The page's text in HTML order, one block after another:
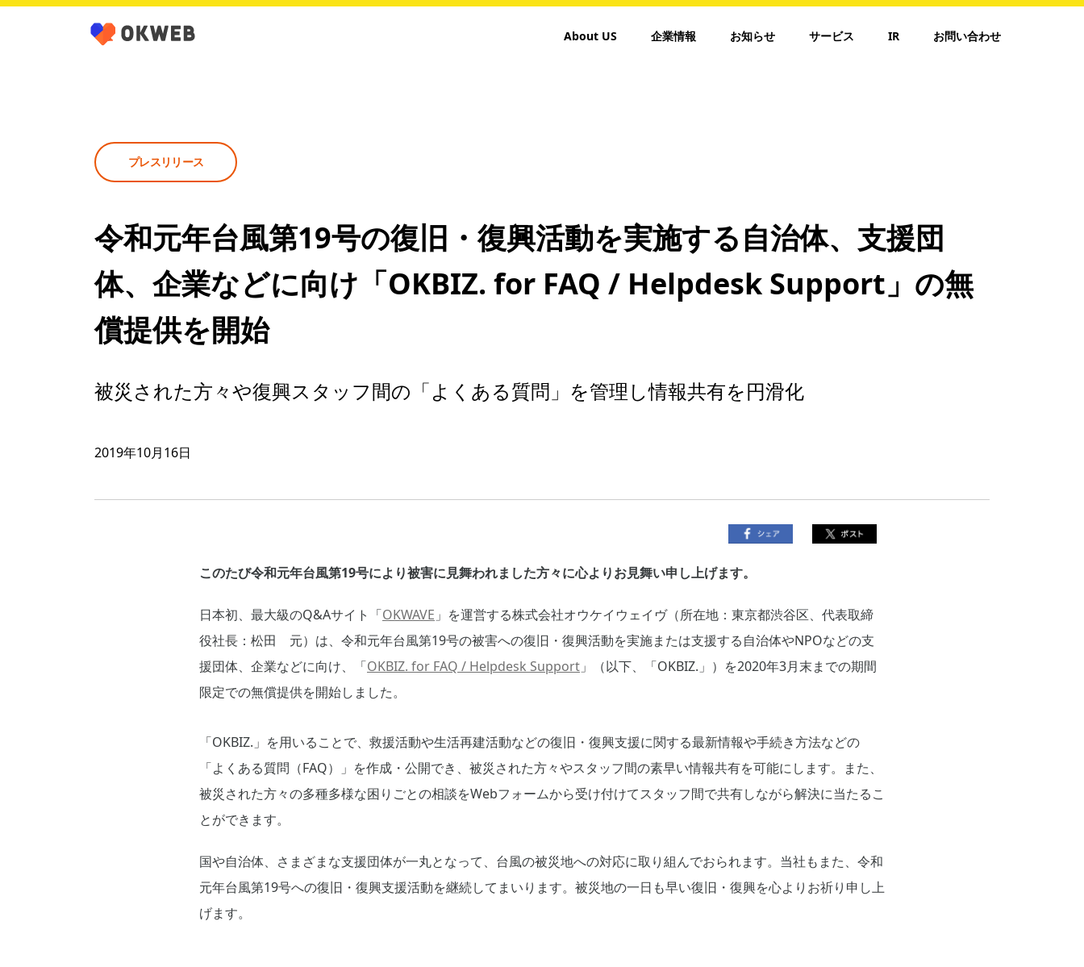
About US 企業情報 お知らせ サービス IR お問い合わせ
プレスリリース
令和元年台風第19号の復旧・復興活動を実施する自治体、支援団
体、企業などに向け「OKBIZ. for FAQ / Helpdesk Support」の無
償提供を開始
被災された方々や復興スタッフ間の「よくある質問」を管理し情報共有を円滑化
2019年10月16日
このたび令和元年台風第19号により被害に見舞われました方々に心よりお見舞い申し上げます。
日本初、最大級のQ&Aサイト「OKWAVE 」を運営する株式会社オウケイウェイヴ（所在地：東京都渋谷区、代表取締
役社長：松田 元）は、令和元年台風第19号の被害への復旧・復興活動を実施または支援する自治体やNPOなどの支
援団体、企業などに向け、「OKBIZ. for FAQ / Helpdesk Support 」（以下、「OKBIZ.」）を2020年3月末までの期間
限定での無償提供を開始しました。
「OKBIZ.」を用いることで、救援活動や生活再建活動などの復旧・復興支援に関する最新情報や手続き方法などの
「よくある質問（FAQ）」を作成・公開でき、被災された方々やスタッフ間の素早い情報共有を可能にします。また、
被災された方々の多種多様な困りごとの相談をWebフォームから受け付けてスタッフ間で共有しながら解決に当たるこ
とができます。
国や自治体、さまざまな支援団体が一丸となって、台風の被災地への対応に取り組んでおられます。当社もまた、令和
元年台風第19号への復旧・復興支援活動を継続してまいります。被災地の一日も早い復旧・復興を心よりお祈り申し上
げます。